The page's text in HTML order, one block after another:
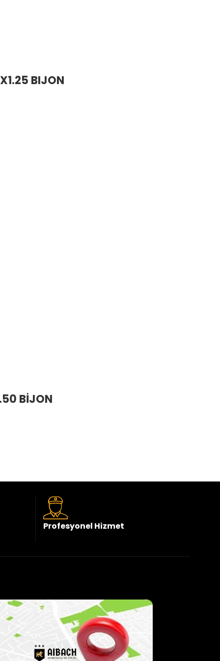
BIJON
BİJON
Profesyonel Hizmet